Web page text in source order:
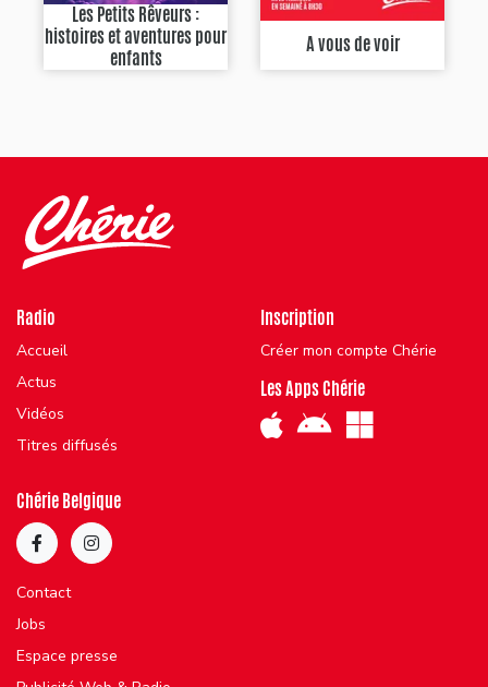
Les Petits Rêveurs :
histoires et aventures pour
enfants
A vous de voir
Radio
Accueil
Actus
Vidéos
Titres diffusés
Inscription
Créer mon compte Chérie
Les Apps Chérie
Chérie Belgique
Contact
Jobs
Espace presse